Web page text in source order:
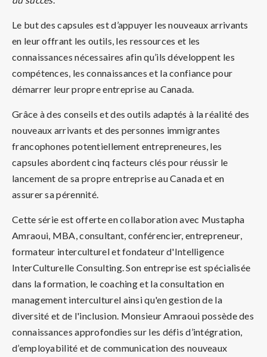
Le but des capsules est d’appuyer les nouveaux arrivants
en leur offrant les outils, les ressources et les
connaissances nécessaires afin qu’ils développent les
compétences, les connaissances et la confiance pour
démarrer leur propre entreprise au Canada.
Grâce à des conseils et des outils adaptés à la réalité des
nouveaux arrivants et des personnes immigrantes
francophones potentiellement entrepreneures, les
capsules abordent cinq facteurs clés pour réussir le
lancement de sa propre entreprise au Canada et en
assurer sa pérennité.
Cette série est offerte en collaboration avec Mustapha
Amraoui, MBA, consultant, conférencier, entrepreneur,
formateur interculturel et fondateur d'Intelligence
InterCulturelle Consulting. Son entreprise est spécialisée
dans la formation, le coaching et la consultation en
management interculturel ainsi qu'en gestion de la
diversité et de l'inclusion. Monsieur Amraoui possède des
connaissances approfondies sur les défis d’intégration,
d’employabilité et de communication des nouveaux